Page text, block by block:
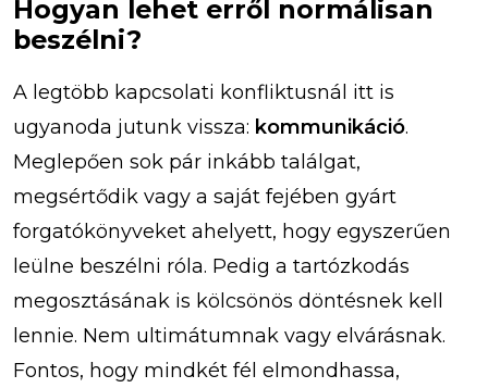
Hogyan lehet erről normálisan
beszélni?
A legtöbb kapcsolati konfliktusnál itt is
ugyanoda jutunk vissza: kommunikáció.
Meglepően sok pár inkább találgat,
megsértődik vagy a saját fejében gyárt
forgatókönyveket ahelyett, hogy egyszerűen
leülne beszélni róla. Pedig a tartózkodás
megosztásának is kölcsönös döntésnek kell
lennie. Nem ultimátumnak vagy elvárásnak.
Fontos, hogy mindkét fél elmondhassa,